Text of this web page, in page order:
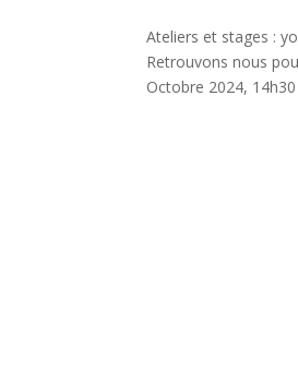
Ateliers et stages :
Retrouvons nous
Octobre 2024, 14h30